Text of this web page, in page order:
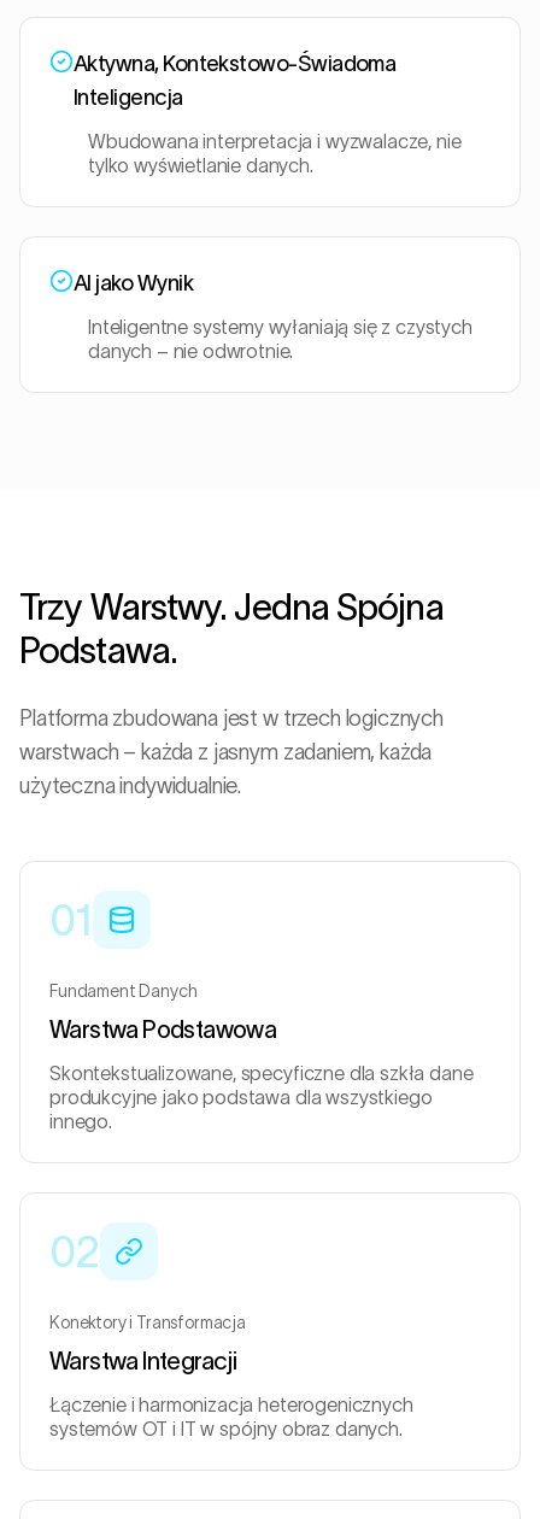
Aktywna, Kontekstowo-Świadoma
Inteligencja
Wbudowana interpretacja i wyzwalacze, nie
tylko wyświetlanie danych.
AI jako Wynik
Inteligentne systemy wyłaniają się z czystych
danych – nie odwrotnie.
Trzy Warstwy. Jedna Spójna
Podstawa.
Platforma zbudowana jest w trzech logicznych
warstwach – każda z jasnym zadaniem, każda
użyteczna indywidualnie.
01
Fundament Danych
Warstwa Podstawowa
Skontekstualizowane, specyficzne dla szkła dane
produkcyjne jako podstawa dla wszystkiego
innego.
02
Konektory i Transformacja
Warstwa Integracji
Łączenie i harmonizacja heterogenicznych
systemów OT i IT w spójny obraz danych.